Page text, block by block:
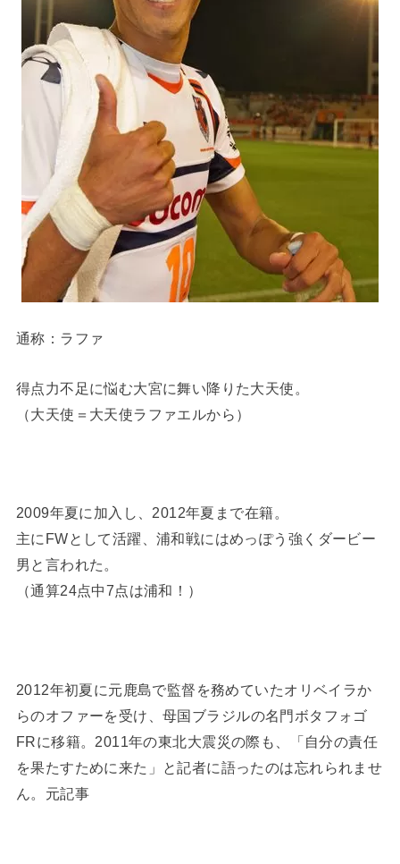
通称：ラファ
得点力不足に悩む大宮に舞い降りた大天使。
（大天使＝大天使ラファエルから）
2009年夏に加入し、2012年夏まで在籍。
主にFWとして活躍、浦和戦にはめっぽう強くダービー
男と言われた。
（通算24点中7点は浦和！）
2012年初夏に元鹿島で監督を務めていたオリベイラか
らのオファーを受け、母国ブラジルの名門ボタフォゴ
FRに移籍。 2011年の東北大震災の際も、「自分の責任
を果たすために来た」と記者に語ったのは忘れられませ
ん。元記事